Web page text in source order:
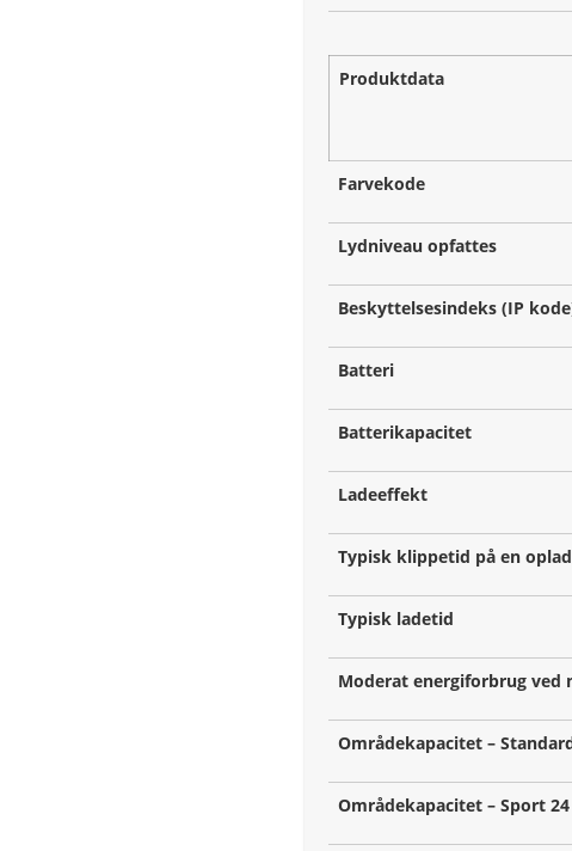
Produktdata
Farvekode
Lydniveau opfattes
Beskyttelsesindeks (IP
Batteri
Batterikapacitet
Ladeeffekt
Typisk klippetid på en
Typisk ladetid
Moderat energiforbrug ved
Områdekapacitet –
Områdekapacitet – Sport 24